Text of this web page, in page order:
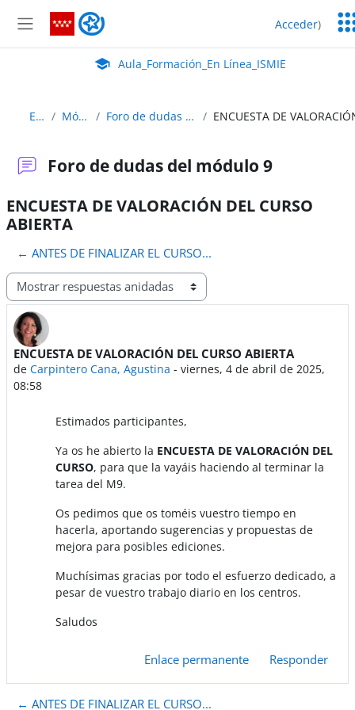
Panel lateral
Aula_Formación_En Línea_ISMIE Acceder)
Aula Virtual de EducaMadrid:
Aula_Formación_En Línea_ISMIE
EU_1 Módulo 9 Foro de dudas del módulo 9
Foro de dudas del módulo 9
ENCUESTA DE VALORACIÓN DEL CURSO
ABIERTA
← ANTES DE FINALIZAR EL CURSO...
Mostrar modo
ENCUESTA DE VALORACIÓN DEL CURSO ABIERTA
de Carpintero Cana, Agustina - viernes, 4 de abril de 2025,
08:58
Número de respuestas: 0
Estimados participantes,
Ya os he abierto la ENCUESTA DE VALORACIÓN DEL
CURSO, para que la vayáis haciendo al terminar la
tarea del M9.
Os pedimos que os toméis vuestro tiempo en
hacerla, aportando sugerencias y propuestas de
mejora para posibles ediciones.
Muchísimas gracias por todo el esfuerzo dedicado, a
pesar de vuestro trabajo diario en los centros.
Saludos
Enlace permanente Responder
← ANTES DE FINALIZAR EL CURSO...